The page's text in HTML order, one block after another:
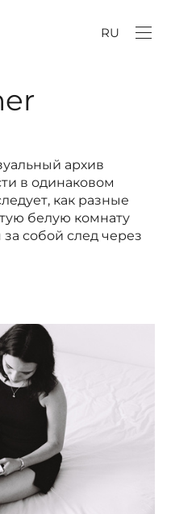
RU
архив
в одинаковом
как разные
белую комнату
собой след через